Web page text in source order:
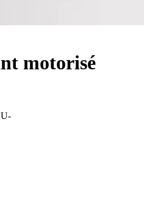
motorisé